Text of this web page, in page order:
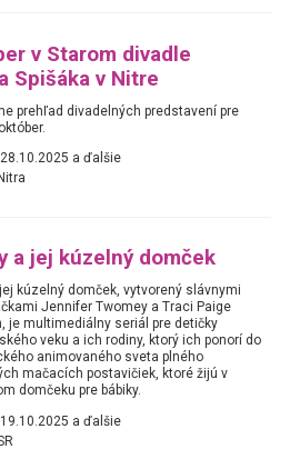
v Starom divadle
Spišáka v Nitre
prehľad divadelných predstavení pre
28.10.2025 a ďalšie
a jej kúzelný domček
kúzelný domček, vytvorený slávnymi
Jennifer Twomey a Traci Paige
je multimediálny seriál pre detičky
veku a ich rodiny, ktorý ich ponorí do
animovaného sveta plného
mačacích postavičiek, ktoré žijú v
domčeku pre bábiky.
19.10.2025 a ďalšie